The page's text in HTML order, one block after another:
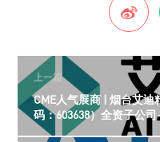
上一篇
CME人气展商 | 烟台艾
码：603638）全资子公